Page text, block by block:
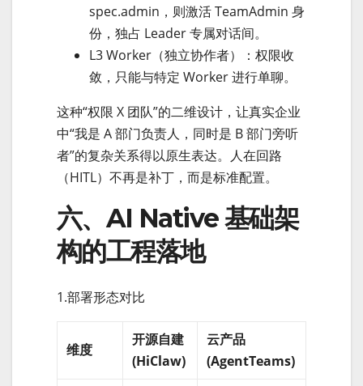
spec.admin，则激活 TeamAdmin 身
份，独占 Leader 专属对话间。
L3 Worker（独立协作者）：权限收
敛，只能与特定 Worker 进行单聊。
这种“权限 X 团队”的二维设计，让真实企业
中“我是 A 部门负责人，同时是 B 部门旁听
者”的复杂关系得以原生表达。人在回路
（HITL）不再是补丁，而是标准配置。
六、AI Native 基础架
构的工程落地
1.部署形态对比
维度
开源自建
(HiClaw)
云产品
(AgentTeams)